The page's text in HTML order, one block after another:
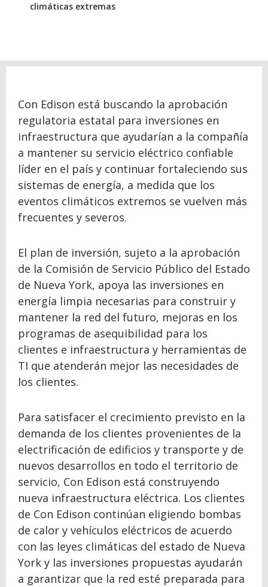
climáticas extremas
Con Edison está buscando la aprobación
regulatoria estatal para inversiones en
infraestructura que ayudarían a la compañía
a mantener su servicio eléctrico confiable
líder en el país y continuar fortaleciendo sus
sistemas de energía, a medida que los
eventos climáticos extremos se vuelven más
frecuentes y severos.
El plan de inversión, sujeto a la aprobación
de la Comisión de Servicio Público del Estado
de Nueva York, apoya las inversiones en
energía limpia necesarias para construir y
mantener la red del futuro, mejoras en los
programas de asequibilidad para los
clientes e infraestructura y herramientas de
TI que atenderán mejor las necesidades de
los clientes.
Para satisfacer el crecimiento previsto en la
demanda de los clientes provenientes de la
electrificación de edificios y transporte y de
nuevos desarrollos en todo el territorio de
servicio, Con Edison está construyendo
nueva infraestructura eléctrica. Los clientes
de Con Edison continúan eligiendo bombas
de calor y vehículos eléctricos de acuerdo
con las leyes climáticas del estado de Nueva
York y las inversiones propuestas ayudarán
a garantizar que la red esté preparada para